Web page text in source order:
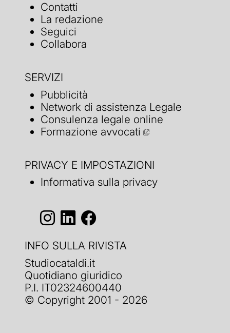
Contatti
La redazione
Seguici
Collabora
SERVIZI
Pubblicità
Network di assistenza Legale
Consulenza legale online
Formazione avvocati
PRIVACY E IMPOSTAZIONI
Informativa sulla privacy
INFO SULLA RIVISTA
Studiocataldi.it
Quotidiano giuridico
P.I. IT02324600440
© Copyright 2001 - 2026